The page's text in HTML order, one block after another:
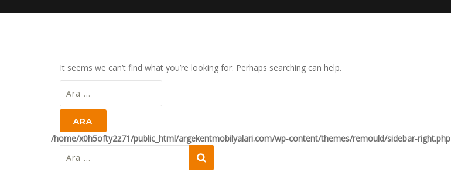
It seems we can’t find what you’re looking for. Perhaps searching can help.
/home/x0h5ofty2z71/public_html/argekentmobilyalari.com/wp-content/themes/remould/sidebar-right.php